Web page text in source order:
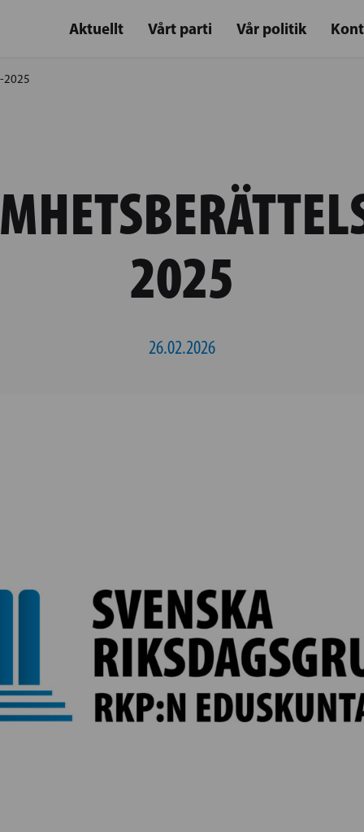
Aktuellt Vårt parti Vår politik
2025
2025
26.02.2026